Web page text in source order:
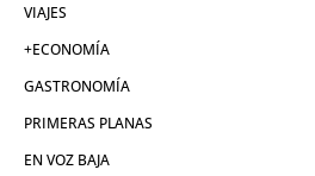
VIAJES
+ECONOMÍA
GASTRONOMÍA
PRIMERAS PLANAS
EN VOZ BAJA